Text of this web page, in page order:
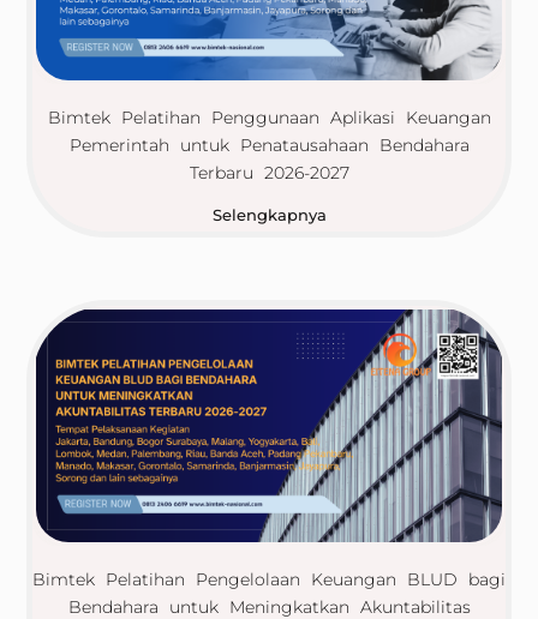
Bimtek Pelatihan Penggunaan Aplikasi Keuangan
Pemerintah untuk Penatausahaan Bendahara
Terbaru 2026-2027
Selengkapnya
Bimtek Pelatihan Pengelolaan Keuangan BLUD bagi
Bendahara untuk Meningkatkan Akuntabilitas